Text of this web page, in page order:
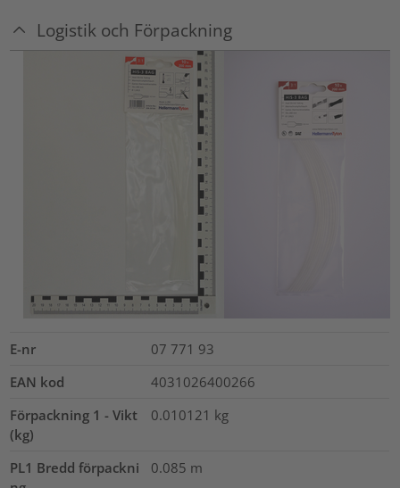
Logistik och Förpackning
E-nr
07 771 93
EAN kod
4031026400266
Förpackning 1 - Vikt
(kg)
0.010121 kg
PL1 Bredd förpackni
0.085 m